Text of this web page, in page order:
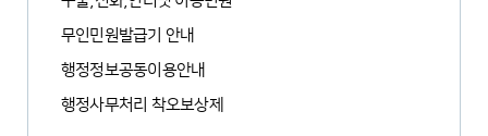
무인민원발급기 안내
행정정보공동이용안내
행정사무처리 착오보상제